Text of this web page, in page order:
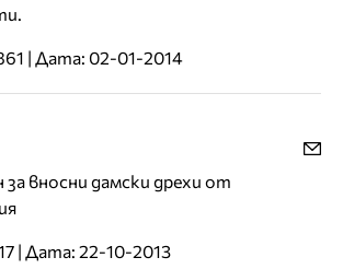
| Дата: 02-01-2014
за вносни дамски дрехи от
| Дата: 22-10-2013